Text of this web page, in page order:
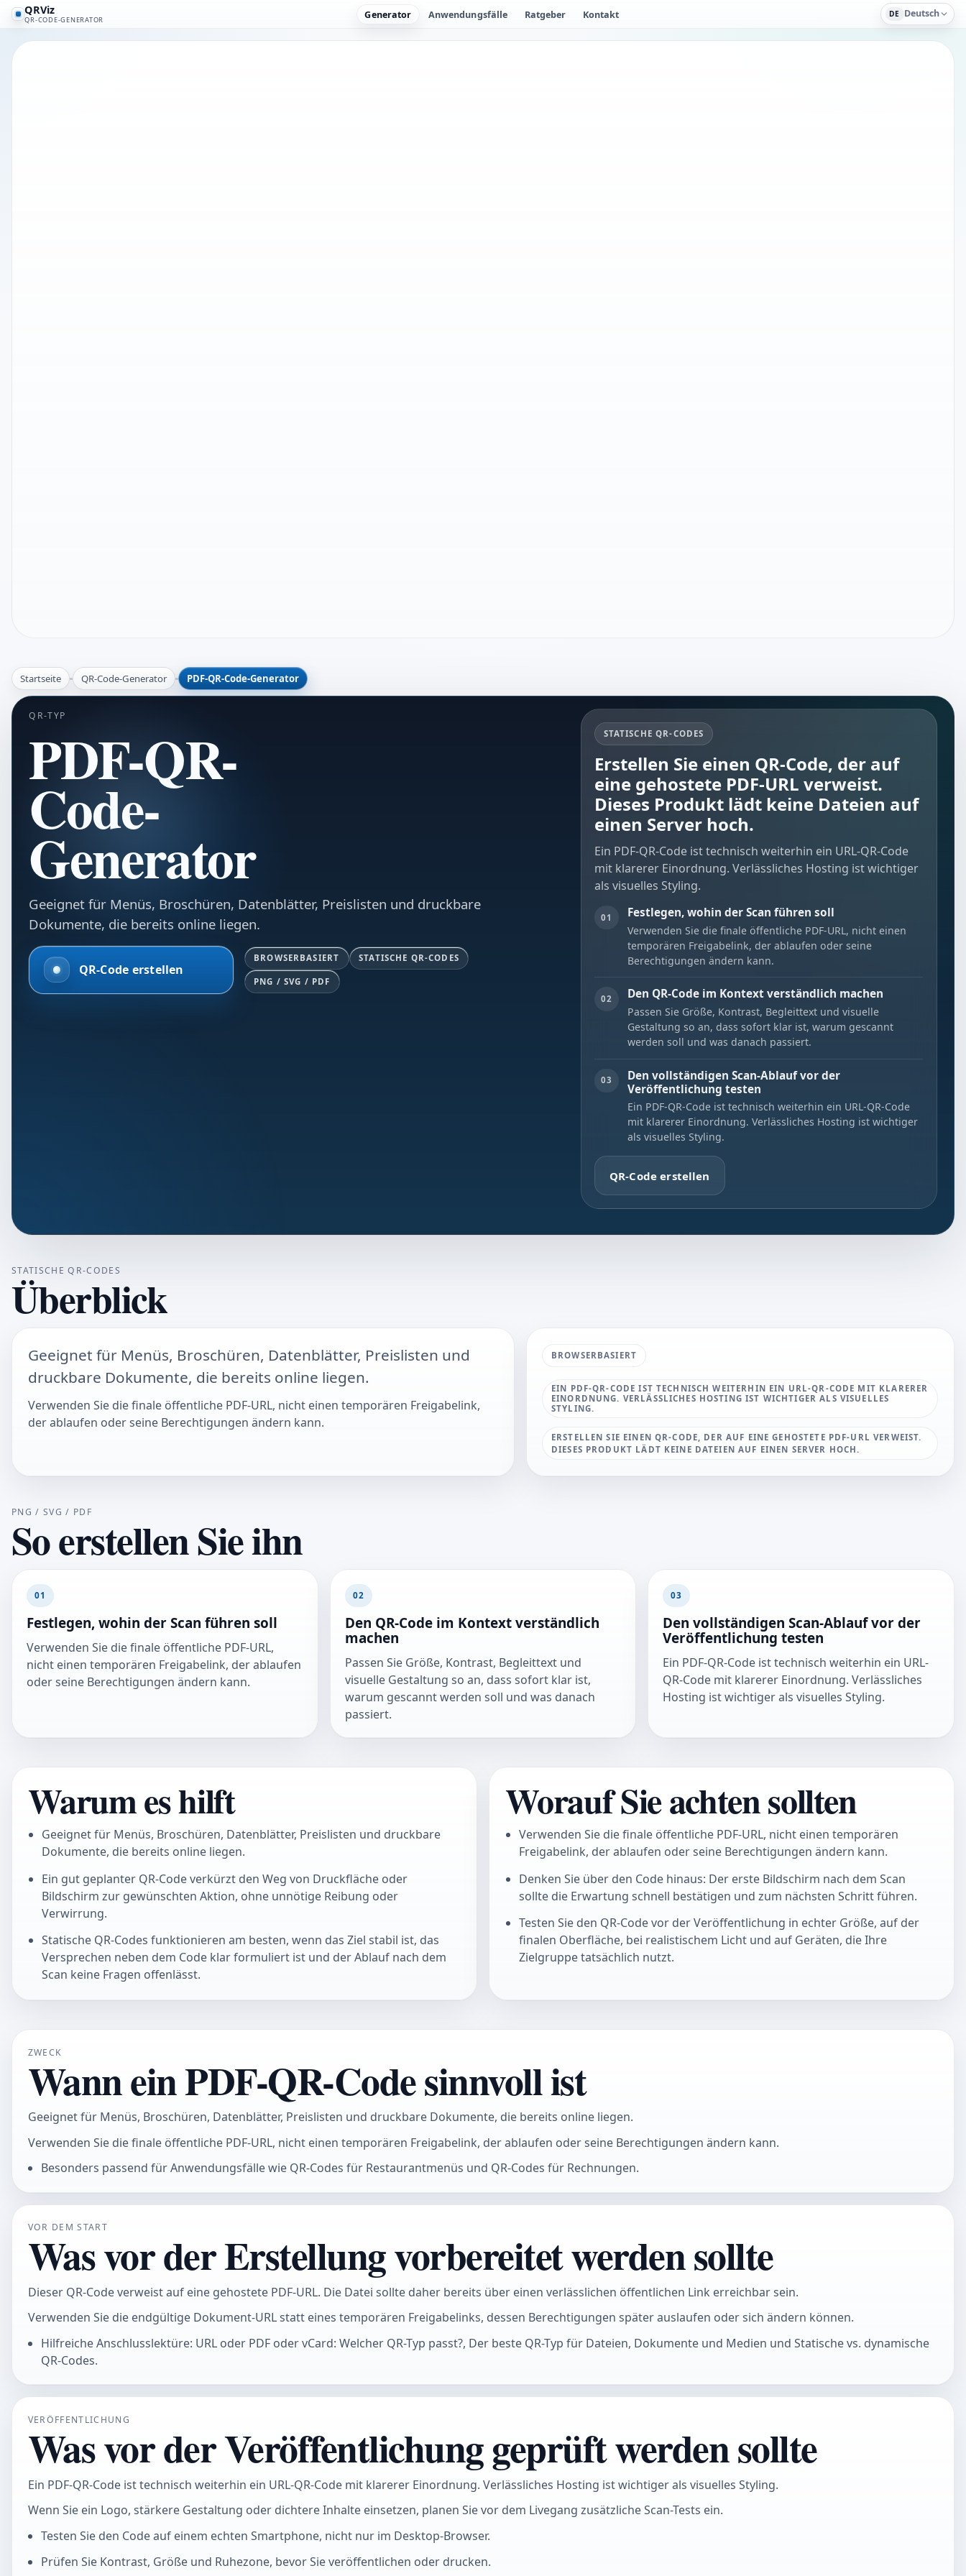
QRViz
QR-CODE-GENERATOR Generator Anwendungsfälle Ratgeber Kontakt DE Deutsch
Startseite QR-Code-Generator PDF-QR-Code-Generator
QR-TYP
PDF-QR-
Code-
Generator
Geeignet für Menüs, Broschüren, Datenblätter, Preislisten und druckbare
Dokumente, die bereits online liegen.
QR-Code erstellen
BROWSERBASIERT STATISCHE QR-CODES
PNG / SVG / PDF
STATISCHE QR-CODES
Erstellen Sie einen QR-Code, der auf
eine gehostete PDF-URL verweist.
Dieses Produkt lädt keine Dateien auf
einen Server hoch.
Ein PDF-QR-Code ist technisch weiterhin ein URL-QR-Code
mit klarerer Einordnung. Verlässliches Hosting ist wichtiger
als visuelles Styling.
01 Festlegen, wohin der Scan führen soll
Verwenden Sie die finale öffentliche PDF-URL, nicht einen
temporären Freigabelink, der ablaufen oder seine
Berechtigungen ändern kann.
02 Den QR-Code im Kontext verständlich machen
Passen Sie Größe, Kontrast, Begleittext und visuelle
Gestaltung so an, dass sofort klar ist, warum gescannt
werden soll und was danach passiert.
03
Den vollständigen Scan-Ablauf vor der
Veröffentlichung testen
Ein PDF-QR-Code ist technisch weiterhin ein URL-QR-Code
mit klarerer Einordnung. Verlässliches Hosting ist wichtiger
als visuelles Styling.
QR-Code erstellen
STATISCHE QR-CODES
Überblick
Geeignet für Menüs, Broschüren, Datenblätter, Preislisten und
druckbare Dokumente, die bereits online liegen.
Verwenden Sie die finale öffentliche PDF-URL, nicht einen temporären Freigabelink,
der ablaufen oder seine Berechtigungen ändern kann.
BROWSERBASIERT
EIN PDF-QR-CODE IST TECHNISCH WEITERHIN EIN URL-QR-CODE MIT KLARERER
EINORDNUNG. VERLÄSSLICHES HOSTING IST WICHTIGER ALS VISUELLES
STYLING.
ERSTELLEN SIE EINEN QR-CODE, DER AUF EINE GEHOSTETE PDF-URL VERWEIST.
DIESES PRODUKT LÄDT KEINE DATEIEN AUF EINEN SERVER HOCH.
PNG / SVG / PDF
So erstellen Sie ihn
01
Festlegen, wohin der Scan führen soll
Verwenden Sie die finale öffentliche PDF-URL,
nicht einen temporären Freigabelink, der ablaufen
oder seine Berechtigungen ändern kann.
02
Den QR-Code im Kontext verständlich
machen
Passen Sie Größe, Kontrast, Begleittext und
visuelle Gestaltung so an, dass sofort klar ist,
warum gescannt werden soll und was danach
passiert.
03
Den vollständigen Scan-Ablauf vor der
Veröffentlichung testen
Ein PDF-QR-Code ist technisch weiterhin ein URL-
QR-Code mit klarerer Einordnung. Verlässliches
Hosting ist wichtiger als visuelles Styling.
Warum es hilft
Geeignet für Menüs, Broschüren, Datenblätter, Preislisten und druckbare
Dokumente, die bereits online liegen.
Ein gut geplanter QR-Code verkürzt den Weg von Druckfläche oder
Bildschirm zur gewünschten Aktion, ohne unnötige Reibung oder
Verwirrung.
Statische QR-Codes funktionieren am besten, wenn das Ziel stabil ist, das
Versprechen neben dem Code klar formuliert ist und der Ablauf nach dem
Scan keine Fragen offenlässt.
Worauf Sie achten sollten
Verwenden Sie die finale öffentliche PDF-URL, nicht einen temporären
Freigabelink, der ablaufen oder seine Berechtigungen ändern kann.
Denken Sie über den Code hinaus: Der erste Bildschirm nach dem Scan
sollte die Erwartung schnell bestätigen und zum nächsten Schritt führen.
Testen Sie den QR-Code vor der Veröffentlichung in echter Größe, auf der
finalen Oberfläche, bei realistischem Licht und auf Geräten, die Ihre
Zielgruppe tatsächlich nutzt.
ZWECK
Wann ein PDF-QR-Code sinnvoll ist
Geeignet für Menüs, Broschüren, Datenblätter, Preislisten und druckbare Dokumente, die bereits online liegen.
Verwenden Sie die finale öffentliche PDF-URL, nicht einen temporären Freigabelink, der ablaufen oder seine Berechtigungen ändern kann.
Besonders passend für Anwendungsfälle wie QR-Codes für Restaurantmenüs und QR-Codes für Rechnungen.
VOR DEM START
Was vor der Erstellung vorbereitet werden sollte
Dieser QR-Code verweist auf eine gehostete PDF-URL. Die Datei sollte daher bereits über einen verlässlichen öffentlichen Link erreichbar sein.
Verwenden Sie die endgültige Dokument-URL statt eines temporären Freigabelinks, dessen Berechtigungen später auslaufen oder sich ändern können.
Hilfreiche Anschlusslektüre: URL oder PDF oder vCard: Welcher QR-Typ passt?, Der beste QR-Typ für Dateien, Dokumente und Medien und Statische vs. dynamische
QR-Codes.
VERÖFFENTLICHUNG
Was vor der Veröffentlichung geprüft werden sollte
Ein PDF-QR-Code ist technisch weiterhin ein URL-QR-Code mit klarerer Einordnung. Verlässliches Hosting ist wichtiger als visuelles Styling.
Wenn Sie ein Logo, stärkere Gestaltung oder dichtere Inhalte einsetzen, planen Sie vor dem Livegang zusätzliche Scan-Tests ein.
Testen Sie den Code auf einem echten Smartphone, nicht nur im Desktop-Browser.
Prüfen Sie Kontrast, Größe und Ruhezone, bevor Sie veröffentlichen oder drucken.